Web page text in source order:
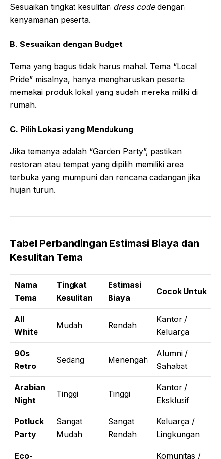
Sesuaikan tingkat kesulitan dress codedengan
kenyamanan peserta.
B. Sesuaikan dengan Budget
Tema yang bagus tidak harus mahal. Tema “Local
Pride” misalnya, hanya mengharuskan peserta
memakai produk lokal yang sudah mereka miliki di
rumah.
C. Pilih Lokasi yang Mendukung
Jika temanya adalah “Garden Party”, pastikan
restoran atau tempat yang dipilih memiliki area
terbuka yang mumpuni dan rencana cadangan jika
hujan turun.
Tabel Perbandingan Estimasi Biaya dan
Kesulitan Tema
Nama
Tema
Tingkat
Kesulitan
Estimasi
Biaya
Cocok Untuk
All
White
Mudah Rendah
Kantor /
Keluarga
90s
Retro
Sedang Menengah
Alumni /
Sahabat
Arabian
Night
Tinggi Tinggi
Kantor /
Eksklusif
Potluck
Party
Sangat
Mudah
Sangat
Rendah
Keluarga /
Lingkungan
Eco- Komunitas /